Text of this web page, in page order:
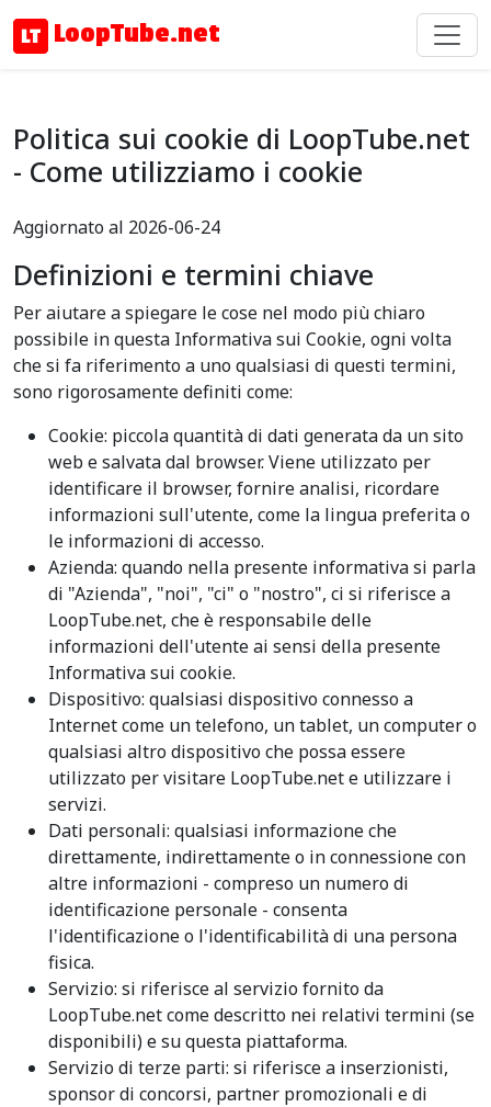
LoopTube.net
Politica sui cookie di LoopTube.net
- Come utilizziamo i cookie
Aggiornato al 2026-06-24
Definizioni e termini chiave
Per aiutare a spiegare le cose nel modo più chiaro
possibile in questa Informativa sui Cookie, ogni volta
che si fa riferimento a uno qualsiasi di questi termini,
sono rigorosamente definiti come:
Cookie: piccola quantità di dati generata da un sito
web e salvata dal browser. Viene utilizzato per
identificare il browser, fornire analisi, ricordare
informazioni sull'utente, come la lingua preferita o
le informazioni di accesso.
Azienda: quando nella presente informativa si parla
di "Azienda", "noi", "ci" o "nostro", ci si riferisce a
LoopTube.net, che è responsabile delle
informazioni dell'utente ai sensi della presente
Informativa sui cookie.
Dispositivo: qualsiasi dispositivo connesso a
Internet come un telefono, un tablet, un computer o
qualsiasi altro dispositivo che possa essere
utilizzato per visitare LoopTube.net e utilizzare i
servizi.
Dati personali: qualsiasi informazione che
direttamente, indirettamente o in connessione con
altre informazioni - compreso un numero di
identificazione personale - consenta
l'identificazione o l'identificabilità di una persona
fisica.
Servizio: si riferisce al servizio fornito da
LoopTube.net come descritto nei relativi termini (se
disponibili) e su questa piattaforma.
Servizio di terze parti: si riferisce a inserzionisti,
sponsor di concorsi, partner promozionali e di